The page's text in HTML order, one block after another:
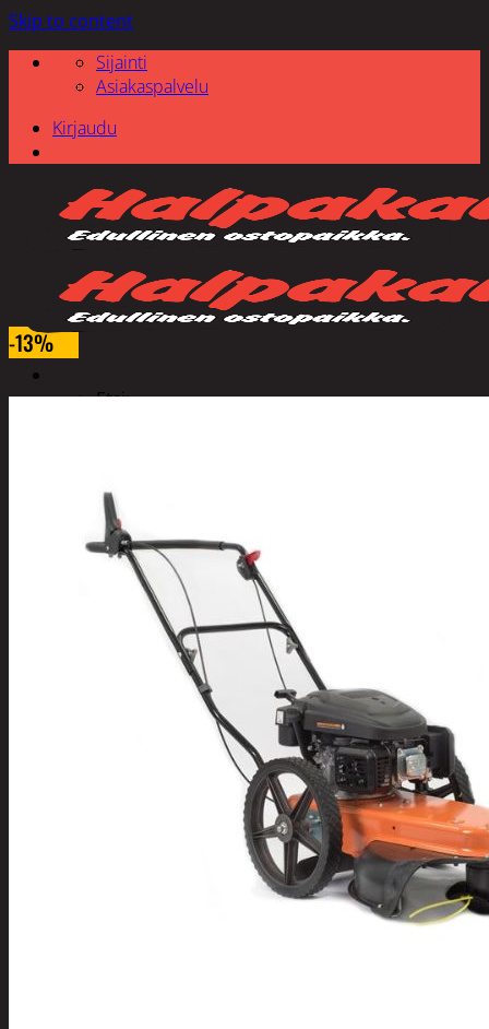
Skip to content
Sijainti
Asiakaspalvelu
Kirjaudu
Etsi:
Tuotevalikoima
Poistotuotteet
Kausituotteet
Joulu
Valoketjut ja
kuusenvalot
Joulukoristeet
Kranssit ja
asetelmat
Tontut ja
muut
Joulutekstiilit
Paketointi
-13%